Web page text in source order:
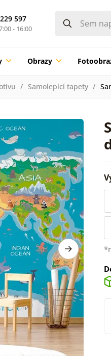
597
- 16:00
Obrazy
Samolepící tapety